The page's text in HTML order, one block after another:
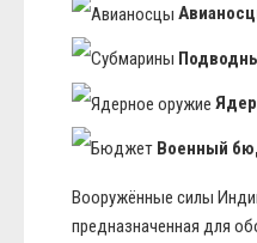
Военный
Вооружённые силы
предназначенная для